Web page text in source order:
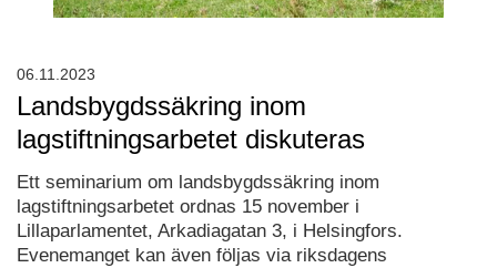
Landsbygdssäkring inom
lagstiftningsarbetet diskuteras
Ett seminarium om landsbygdssäkring inom
lagstiftningsarbetet ordnas 15 november i
Lillaparlamentet, Arkadiagatan 3, i Helsingfors.
Evenemanget kan även följas via riksdagens
06.11.2023